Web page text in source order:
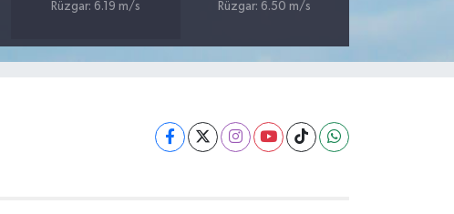
Rüzgar: 6.19 m/s
Rüzgar: 6.50 m/s